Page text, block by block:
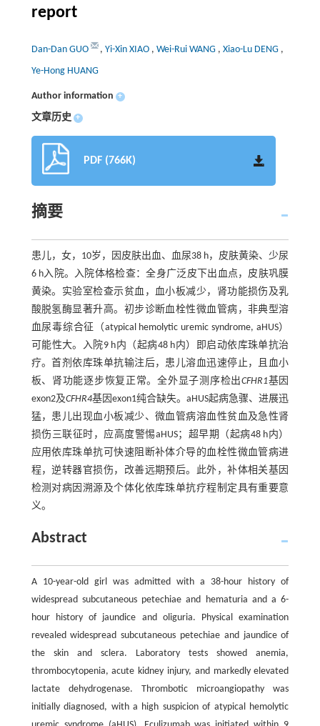
report
Dan-Dan GUO , Yi-Xin XIAO , Wei-Rui WANG , Xiao-Lu DENG ,
Ye-Hong HUANG
Author information +
文章历史 +
PDF (766K)
摘要
患儿，女，10岁，因皮肤出血、血尿38 h，皮肤黄染、少尿
6 h入院。入院体格检查：全身广泛皮下出血点，皮肤巩膜
黄染。实验室检查示贫血，血小板减少，肾功能损伤及乳
酸脱氢酶显著升高。初步诊断血栓性微血管病，非典型溶
血尿毒综合征（atypical hemolytic uremic syndrome, aHUS）
可能性大。入院9 h内（起病48 h内）即启动依库珠单抗治
疗。首剂依库珠单抗输注后，患儿溶血迅速停止，且血小
板、肾功能逐步恢复正常。全外显子测序检出CFHR1基因
exon2及CFHR4基因exon1纯合缺失。aHUS起病急骤、进展迅
猛，患儿出现血小板减少、微血管病溶血性贫血及急性肾
损伤三联征时，应高度警惕aHUS；超早期（起病48 h内）
应用依库珠单抗可快速阻断补体介导的血栓性微血管病进
程，逆转器官损伤，改善远期预后。此外，补体相关基因
检测对病因溯源及个体化依库珠单抗疗程制定具有重要意
义。
Abstract
A 10-year-old girl was admitted with a 38-hour history of
widespread subcutaneous petechiae and hematuria and a 6-
hour history of jaundice and oliguria. Physical examination
revealed widespread subcutaneous petechiae and jaundice of
the skin and sclera. Laboratory tests showed anemia,
thrombocytopenia, acute kidney injury, and markedly elevated
lactate dehydrogenase. Thrombotic microangiopathy was
initially diagnosed, with a high suspicion of atypical hemolytic